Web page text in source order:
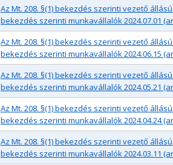
Az Mt. 208. §(1) bekezdés szerinti vezető
bekezdés szerinti munkavállalók 2024.07.01
Az Mt. 208. §(1) bekezdés szerinti vezető
bekezdés szerinti munkavállalók 2024.06.15
Az Mt. 208. §(1) bekezdés szerinti vezető
bekezdés szerinti munkavállalók 2024.05.21
Az Mt. 208. §(1) bekezdés szerinti vezető
bekezdés szerinti munkavállalók 2024.04.24
Az Mt. 208. §(1) bekezdés szerinti vezető
bekezdés szerinti munkavállalók 2024.03.11